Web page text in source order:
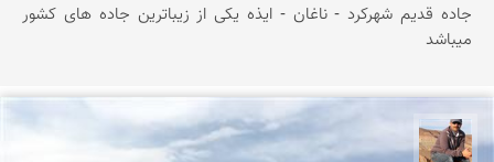
جاده قدیم شهرکرد - ناغان - ایذه یکی از زیباترین جاده های کشور
میباشد
جمال زعیمی یزدی